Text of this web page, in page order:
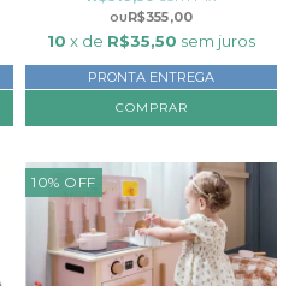
R$355,00
10 x de R$35,50 sem juros
PRONTA ENTREGA
10% OFF